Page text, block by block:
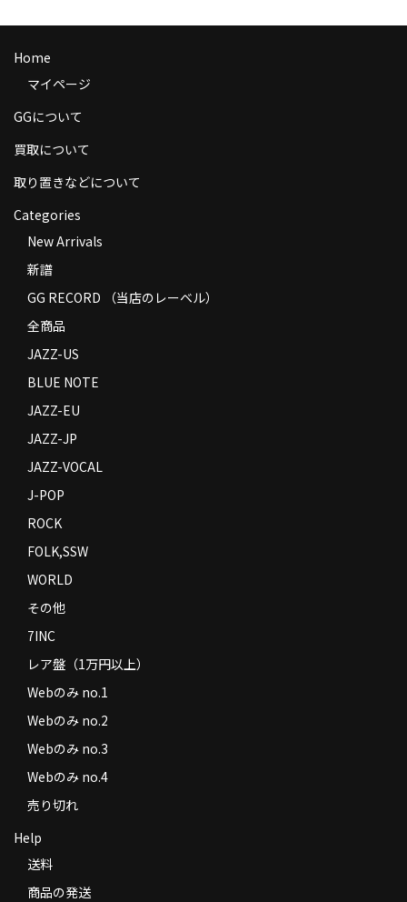
Help
送料
お支払い方法
返品
コンディション
特定商取引法に基づく表示
Contact
Home
マイページ
GGについて
買取について
取り置きなどについて
Categories
New Arrivals
新譜
GG RECORD （当店のレーベル）
全商品
JAZZ-US
BLUE NOTE
JAZZ-EU
JAZZ-JP
JAZZ-VOCAL
J-POP
ROCK
FOLK,SSW
WORLD
その他
7INC
レア盤（1万円以上）
Webのみ no.1
Webのみ no.2
Webのみ no.3
Webのみ no.4
売り切れ
Help
送料
商品の発送